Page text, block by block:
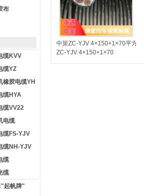
布
缆KVV
缆YZ
橡胶电缆YH
缆HYA
缆VV22
电缆
缆FS-YJV
缆NH-YJV
缆
缆
"起帆牌"
中策ZC-YJV 4×150+1×70平方
ZC-YJV 4×150+1×70